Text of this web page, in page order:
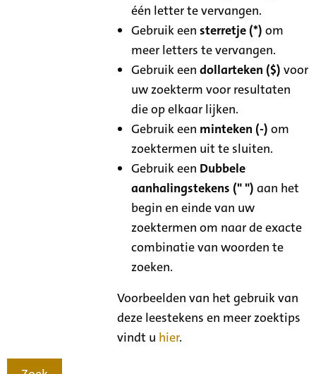
één letter te vervangen.
Gebruik eensterretje (*) om
meer letters te vervangen.
Gebruik eendollarteken ($) voor
uw zoekterm voor resultaten
die op elkaar lijken.
Gebruik een minteken (-) om
zoektermen uit te sluiten.
Gebruik een Dubbele
aanhalingstekens (" ") aan het
begin en einde van uw
zoektermen om naar de exacte
combinatie van woorden te
zoeken.
Voorbeelden van het gebruik van
deze leestekens en meer zoektips
vindt u hier.